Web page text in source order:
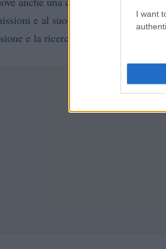
I want
e al suo formato open
e la ricerca economica nella